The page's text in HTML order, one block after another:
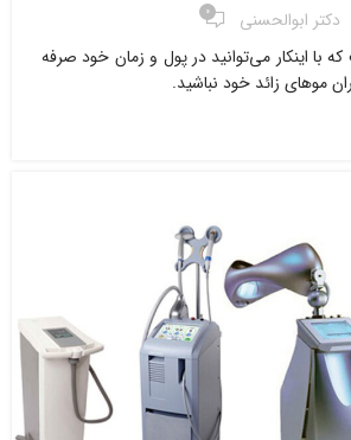
دکتر ابوالحسنی ۰
با اینکار می‌توانید در پول و زمان خود صرفه
موهای زائد خود نباشید.